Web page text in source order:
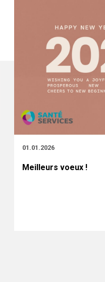
01.01.2026
Meilleurs voeux !